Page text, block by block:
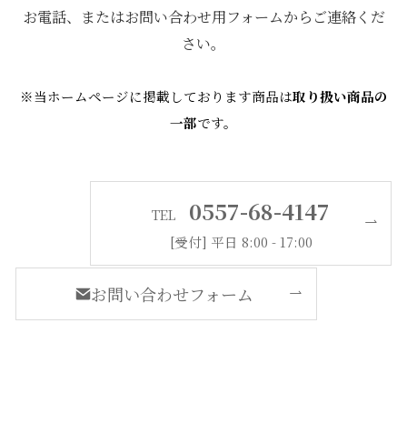
お電話、またはお問い合わせ用フォームからご連絡くだ
さい。
※当ホームページに掲載しております商品は取り扱い商品の
一部です。
TEL 0557-68-4147
[受付] 平日 8:00 - 17:00
お問い合わせフォーム